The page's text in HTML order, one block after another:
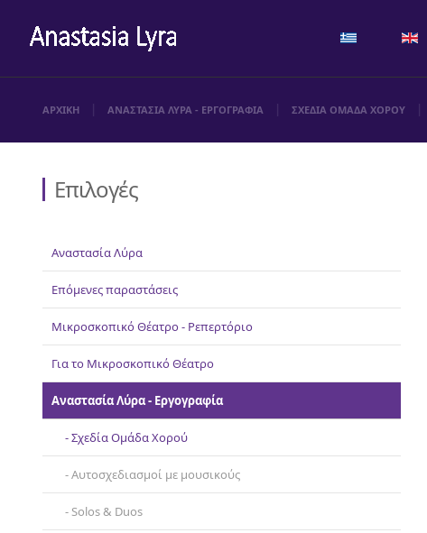
ΑΡΧΙΚΗ ΑΝΑΣΤΑΣΙΑ ΛΥΡΑ - ΕΡΓΟΓΡΑΦΙΑ ΣΧΕΔΙΑ ΟΜΑΔΑ ΧΟΡΟΥ
Επιλογές
Αναστασία Λύρα
Επόμενες παραστάσεις
Μικροσκοπικό Θέατρο - Ρεπερτόριο
Για το Μικροσκοπικό Θέατρο
Αναστασία Λύρα - Εργογραφία
Σχεδία Ομάδα Χορού
Αυτοσχεδιασμοί με μουσικούς
Solos & Duos